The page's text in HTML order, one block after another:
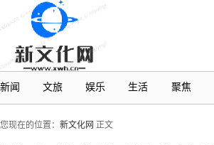
新闻 文旅 娱乐 生活 聚焦
您现在的位置： 新文化网 正文